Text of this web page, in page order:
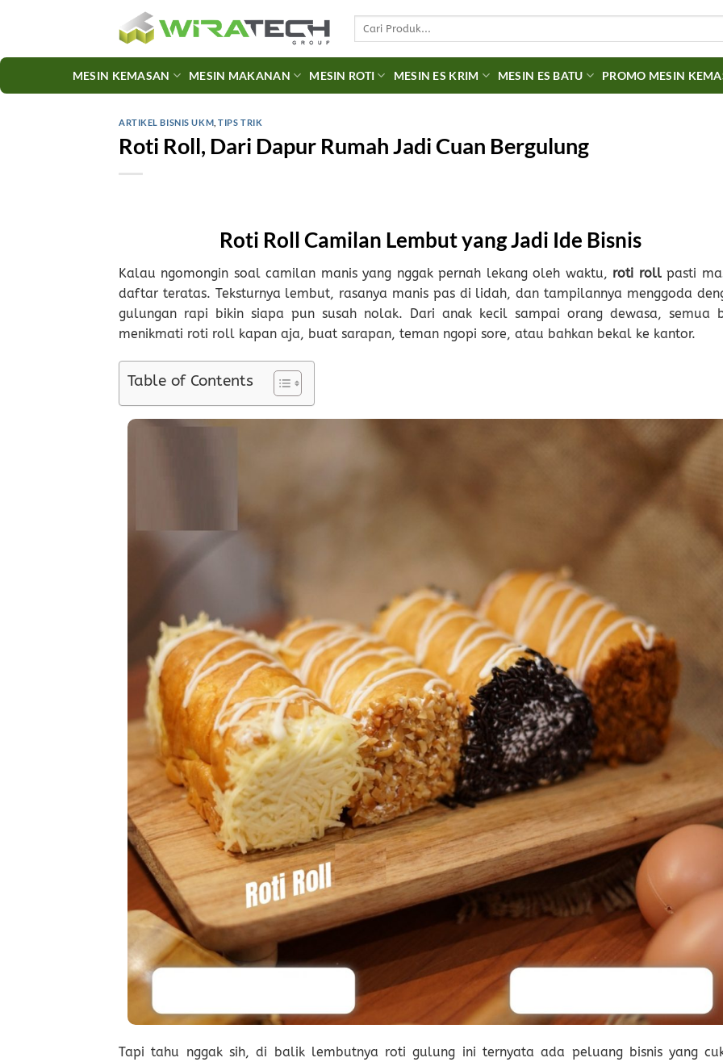
Search
MESIN KEMASAN MESIN MAKANAN MESIN ROTI MESIN ES KRIM MESIN ES BATU PROMO MESIN
ARTIKEL BISNIS UKM ,TIPS TRIK
Roti Roll, Dari Dapur Rumah Jadi Cuan Bergulung
Roti Roll Camilan Lembut yang Jadi Ide Bisnis
Kalau ngomongin soal camilan manis yang nggak pernah lekang oleh waktu, roti rollpasti
daftar teratas. Teksturnya lembut, rasanya manis pas di lidah, dan tampilannya menggoda
gulungan rapi bikin siapa pun susah nolak. Dari anak kecil sampai orang dewasa, semua
menikmati roti roll kapan aja, buat sarapan, teman ngopi sore, atau bahkan bekal ke kantor.
Table of Contents
Tapi tahu nggak sih, di balik lembutnya roti gulung ini ternyata ada peluang bisnis yang